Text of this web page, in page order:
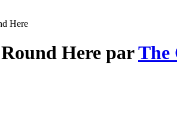
Here
Here parThe